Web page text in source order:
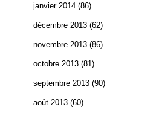
janvier 2014 (86)
décembre 2013 (62)
novembre 2013 (86)
octobre 2013 (81)
septembre 2013 (90)
août 2013 (60)